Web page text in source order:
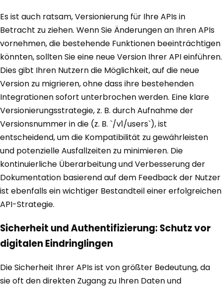
Es ist auch ratsam, Versionierung für Ihre APIs in
Betracht zu ziehen. Wenn Sie Änderungen an Ihren APIs
vornehmen, die bestehende Funktionen beeinträchtigen
könnten, sollten Sie eine neue Version Ihrer API einführen.
Dies gibt Ihren Nutzern die Möglichkeit, auf die neue
Version zu migrieren, ohne dass ihre bestehenden
Integrationen sofort unterbrochen werden. Eine klare
Versionierungsstrategie, z. B. durch Aufnahme der
Versionsnummer in die (z. B. `/v1/users`), ist
entscheidend, um die Kompatibilität zu gewährleisten
und potenzielle Ausfallzeiten zu minimieren. Die
kontinuierliche Überarbeitung und Verbesserung der
Dokumentation basierend auf dem Feedback der Nutzer
ist ebenfalls ein wichtiger Bestandteil einer erfolgreichen
API-Strategie.
Sicherheit und Authentifizierung: Schutz vor
digitalen Eindringlingen
Die Sicherheit Ihrer APIs ist von größter Bedeutung, da
sie oft den direkten Zugang zu Ihren Daten und